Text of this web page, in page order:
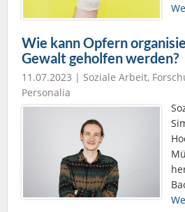
Wie kann Opfern
Gewalt geholfen werden?
11.07.2023 | Soziale Arbeit,
Personalia